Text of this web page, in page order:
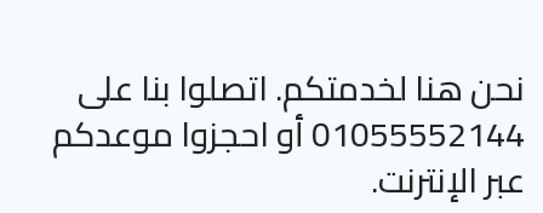
نحن هنا لخدمتكم. اتصلوا بنا على
01055552144 أو احجزوا موعدكم
عبر الإنترنت.